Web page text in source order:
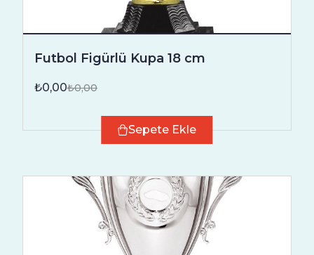
Futbol Figürlü Kupa 18 cm
₺0,00₺0,00
Sepete Ekle